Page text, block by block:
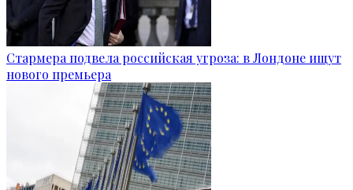
Стармера подвела российская угроза: в Лондоне ищут
нового премьера